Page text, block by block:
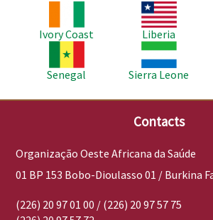
Ivory Coast
Imagem
Liberia
Imagem
Senegal
Imagem
Sierra Leone
Contacts
Organização Oeste Africana da Saúde
01 BP 153 Bobo-Dioulasso 01 / Burkina
(226) 20 97 01 00 / (226) 20 97 57 75